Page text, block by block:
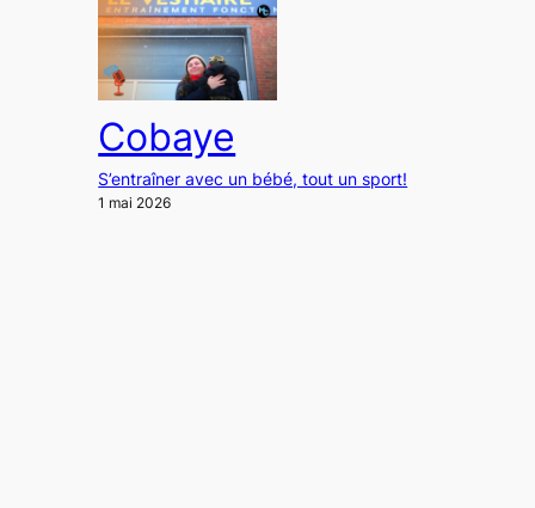
Cobaye
S’entraîner avec un bébé, tout un sport!
1 mai 2026